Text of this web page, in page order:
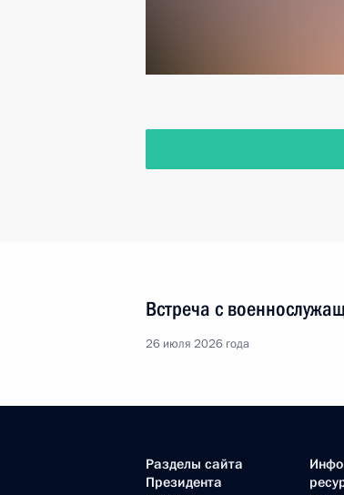
Встреча с
26 июля 2026 года
Разделы сайта
Президента